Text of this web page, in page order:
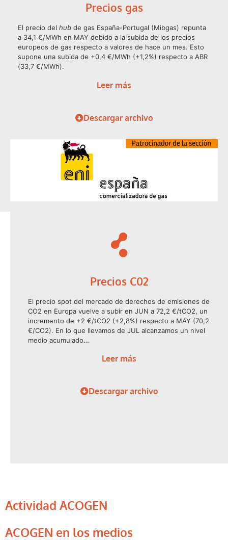
Precios gas
El precio del hub de gas España-Portugal (Mibgas) repunta
a 34,1 €/MWh en MAY debido a la subida de los precios
europeos de gas respecto a valores de hace un mes. Esto
supone una subida de +0,4 €/MWh (+1,2%) respecto a ABR
(33,7 €/MWh).
Leer más
Descargar archivo
Precios C02
El precio spot del mercado de derechos de emisiones de
CO2 en Europa vuelve a subir en JUN a 72,2 €/tCO2, un
incremento de +2 €/tCO2 (+2,8%) respecto a MAY (70,2
€/CO2). En lo que llevamos de JUL alcanzamos un nivel
medio acumulado…
Leer más
Descargar archivo
Actividad ACOGEN
ACOGEN en los medios